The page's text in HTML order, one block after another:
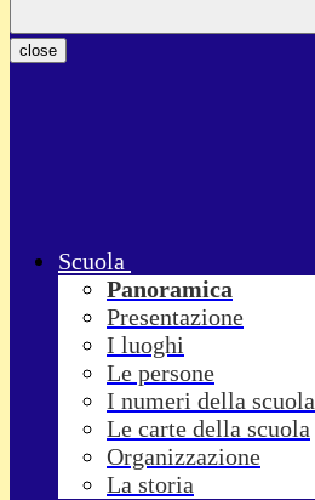
close
Scuola
Panoramica
Presentazione
I luoghi
Le persone
I numeri della scuola
Le carte della scuola
Organizzazione
La storia